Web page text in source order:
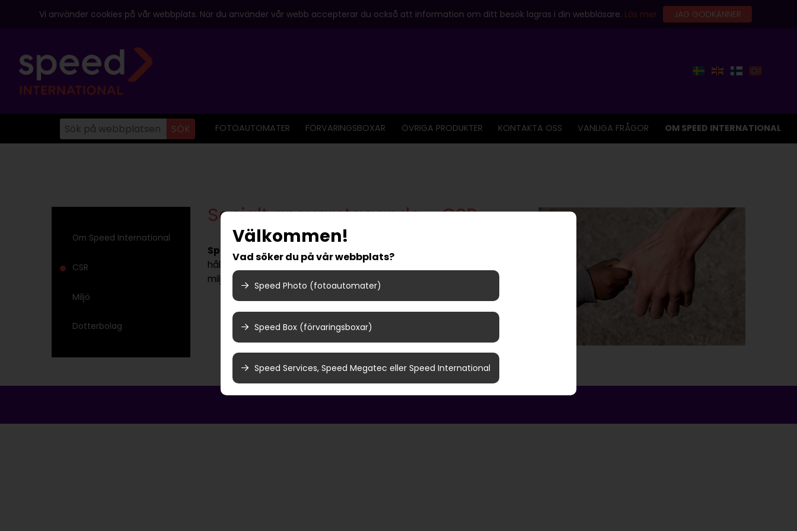
Vi använder cookies på vår webbplats. När du använder vår webb accepterar du också att information om ditt besök lagras i din webbläsare. Läs mer JAG GODKÄNNER
Välkommen!
Vad söker du på vår webbplats?
Speed Photo (fotoautomater)
Speed Box (förvaringsboxar)
Speed Services, Speed Megatec eller Speed International
FOTOAUTOMATER FÖRVARINGSBOXAR ÖVRIGA PRODUKTER KONTAKTA OSS VANLIGA FRÅGOR OM SPEED INTERNATIONAL
Om Speed International
CSR
Miljö
Dotterbolag
Socialt ansvarstagande – CSR
Speed International arbetar med miljömässigt sunda och långsiktigt
hållbara tjänster. Socialt ansvarstagande, bra miljöval och minskad
miljö- och klimatpåverkan präglar vår verksamhet.